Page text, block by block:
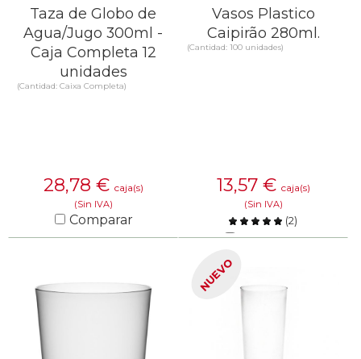
Taza de Globo de
Agua/Jugo 300ml -
Caja Completa 12
unidades
(Cantidad: Caixa Completa)
28,78 € caja(s)
(Sin IVA)
Comparar
Vasos Plastico
Caipirão 280ml.
(Cantidad: 100 unidades)
13,57 € caja(s)
(Sin IVA)
(2)
Comparar
SABER MÁS
NUEVO